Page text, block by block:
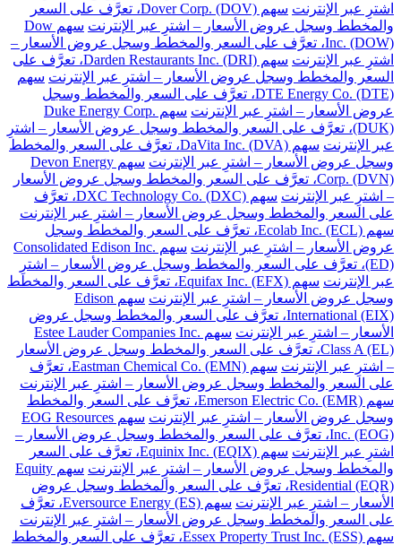
اشترِ عبر الإنترنت
سهم Dover Corp. (DOV)، تعرَّف على السعر
والمخطط وسجل عروض الأسعار – اشترِ عبر الإنترنت
سهم Dow
Inc. (DOW)، تعرَّف على السعر والمخطط وسجل عروض الأسعار –
اشترِ عبر الإنترنت
سهم Darden Restaurants Inc. (DRI)، تعرَّف على
السعر والمخطط وسجل عروض الأسعار – اشترِ عبر الإنترنت سهم
DTE Energy Co. (DTE)، تعرَّف على السعر والمخطط وسجل
عروض الأسعار – اشترِ عبر الإنترنت
سهم Duke Energy Corp.
(DUK)، تعرَّف على السعر والمخطط وسجل عروض الأسعار – اشترِ
عبر الإنترنت
سهم DaVita Inc. (DVA)، تعرَّف على السعر والمخطط
وسجل عروض الأسعار – اشترِ عبر الإنترنت
سهم Devon Energy
Corp. (DVN)، تعرَّف على السعر والمخطط وسجل عروض الأسعار
– اشترِ عبر الإنترنت
سهم DXC Technology Co. (DXC)، تعرَّف
على السعر والمخطط وسجل عروض الأسعار – اشترِ عبر الإنترنت
سهم Ecolab Inc. (ECL)، تعرَّف على السعر والمخطط وسجل
عروض الأسعار – اشترِ عبر الإنترنت
سهم Consolidated Edison Inc.
(ED)، تعرَّف على السعر والمخطط وسجل عروض الأسعار – اشترِ
عبر الإنترنت
سهم Equifax Inc. (EFX)، تعرَّف على السعر والمخطط
وسجل عروض الأسعار – اشترِ عبر الإنترنت
سهم Edison
International (EIX)، تعرَّف على السعر والمخطط وسجل عروض
الأسعار – اشترِ عبر الإنترنت
سهم Estee Lauder Companies Inc.
Class A (EL)، تعرَّف على السعر والمخطط وسجل عروض الأسعار
– اشترِ عبر الإنترنت
سهم Eastman Chemical Co. (EMN)، تعرَّف
على السعر والمخطط وسجل عروض الأسعار – اشترِ عبر الإنترنت
سهم Emerson Electric Co. (EMR)، تعرَّف على السعر والمخطط
وسجل عروض الأسعار – اشترِ عبر الإنترنت
سهم EOG Resources
Inc. (EOG)، تعرَّف على السعر والمخطط وسجل عروض الأسعار –
اشترِ عبر الإنترنت
سهم Equinix Inc. (EQIX)، تعرَّف على السعر
والمخطط وسجل عروض الأسعار – اشترِ عبر الإنترنت
سهم Equity
Residential (EQR)، تعرَّف على السعر والمخطط وسجل عروض
الأسعار – اشترِ عبر الإنترنت
سهم Eversource Energy (ES)، تعرَّف
على السعر والمخطط وسجل عروض الأسعار – اشترِ عبر الإنترنت
سهم Essex Property Trust Inc. (ESS)، تعرَّف على السعر والمخطط